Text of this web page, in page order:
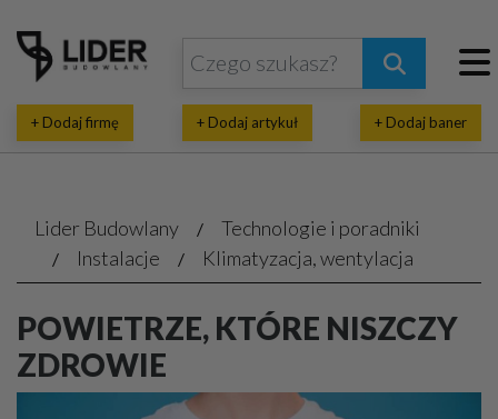
+ Dodaj firmę + Dodaj artykuł + Dodaj baner
Lider Budowlany
Technologie i poradniki
Instalacje
Klimatyzacja, wentylacja
POWIETRZE, KTÓRE NISZCZY
ZDROWIE